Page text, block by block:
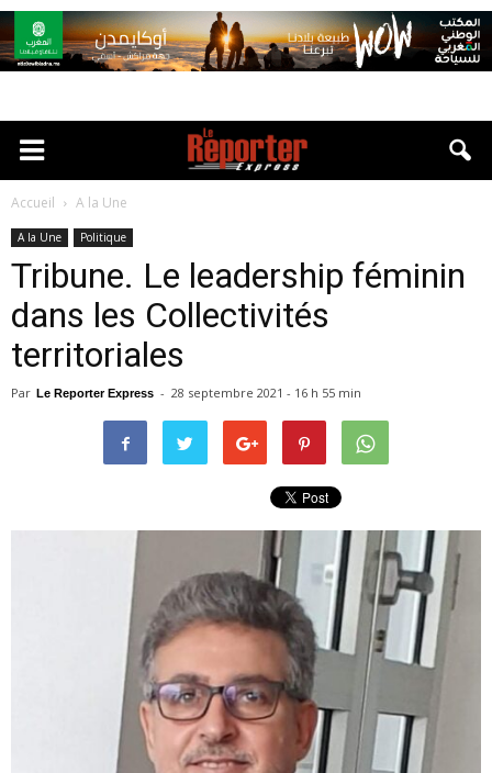
Accueil A la Une
A la Une Politique
Tribune. Le leadership féminin
dans les Collectivités
territoriales
Par Le Reporter Express - 28 septembre 2021 - 16 h 55 min